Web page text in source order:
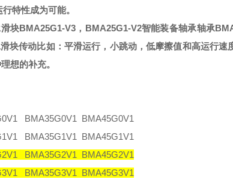
特性成为可能。
滑块BMA25G1-V3，BMA25G1-V2智能装备轴承轴承
块传动比如：平滑运行，小跳动，低摩擦值和高运行速
想的补充。
BMA35G0V1 BMA45G0V1
BMA35G1V1 BMA45G1V1
BMA35G2V1 BMA45G2V1
BMA35G3V1 BMA45G3V1